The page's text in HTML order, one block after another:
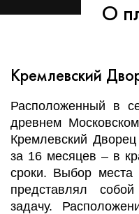
О
Кремлевский
Расположенный в
древнем
Кремлевский
за 16 месяцев – в
сроки. Выбор места
представлял
задачу.